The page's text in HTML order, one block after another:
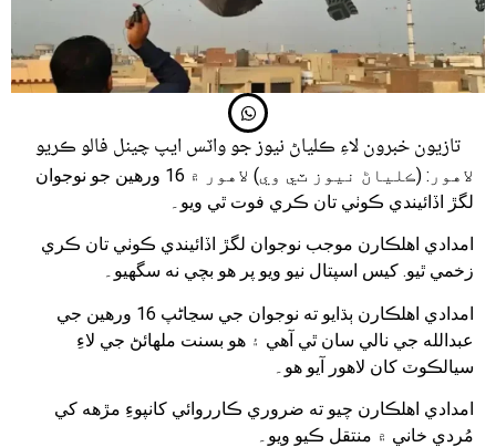
تازيون خبرون لاءِ ڪلياڻ نيوز جو واٽس ايپ چينل فالو ڪريو
لاهور: (ڪلياڻ نيوز ٽي وي) لاهور ۾ 16 ورهين جو نوجوان
لگڙ اڏائيندي ڪوٺي تان ڪري فوت ٿي ويو۔
امدادي اهلڪارن موجب نوجوان لگڙ اڏائيندي ڪوٺي تان ڪري
زخمي ٿيو. کيس اسپتال نيو ويو پر هو بچي نه سگهيو۔
امدادي اهلڪارن ٻڌايو ته نوجوان جي سڃاڻپ 16 ورهين جي
عبدالله جي نالي سان ٿي آهي ۽ هو بسنت ملهائڻ جي لاءِ
سيالڪوٽ کان لاهور آيو هو۔
امدادي اهلڪارن چيو ته ضروري ڪارروائي کانپوءِ مڙهه کي
مُردي خاني ۾ منتقل ڪيو ويو۔